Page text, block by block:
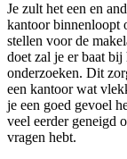
Je zult het een en
kantoor binnenloopt
stellen voor de
doet zal je er baat
onderzoeken. Dit
een kantoor wat
je een goed gevoel
veel eerder geneigd
vragen hebt.